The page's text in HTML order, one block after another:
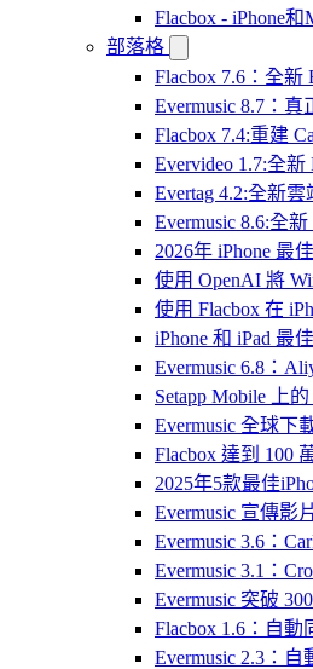
Flacbox - iPhone
部落格
Flacbox 7.6：全
Evermusic 8.7：
Flacbox 7.4:重建
Evervideo 1.7:全
Evertag 4.2:全新
Evermusic 8.6:全
2026年 iPhone 最
使用 OpenAI 將
使用 Flacbox 在
iPhone 和 iPad 最
Evermusic 6.8：
Setapp Mobile 上
Evermusic 全球下
Flacbox 達到 100
2025年5款最佳
Evermusic 宣傳影
Evermusic 3.6：
Evermusic 3.1：
Evermusic 突破
Flacbox 1.6：自
Evermusic 2.3：